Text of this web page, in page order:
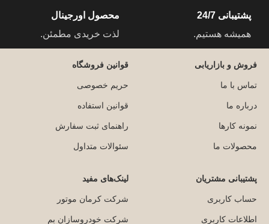
پشتیبانی 24/7
همیشه هستیم.
محصول اورجینال
لذت خریدی مطمئن.
فروش و بازاریابی
تماس با ما
درباره ما
نمونه کارها
محصولات ما
قوانین فروشگاه
حریم خصوصی
قوانین استفاده
راهنمای ثبت سفارش
سئوالات متداول
پشتیبانی مشتریان
حساب کاربری
اطلاعات کاربری
لینک‌های مفید
شرکت کرمان موتور
شرکت خودروسازان بم